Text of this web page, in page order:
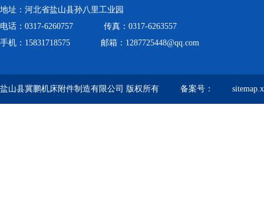
地址：河北省盐山县孙八里工业园
电话：0317-6260757 传真：0317-6263557
手机：15831718575 邮箱：1287725448@qq.com
盐山县冀鹏机床附件制造有限公司 版权所有 备案号：